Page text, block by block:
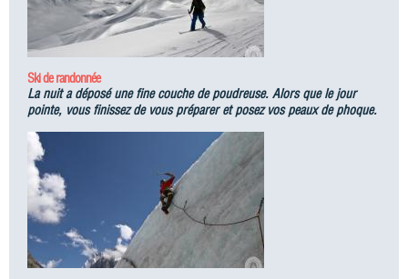
Ski de randonnée
La nuit a déposé une fine couche de poudreuse. Alors que le jour
pointe, vous finissez de vous préparer et posez vos peaux de phoque.